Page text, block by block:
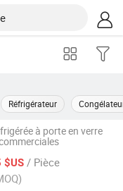
Réfrigérateur
à porte en verre
$US / Pièce